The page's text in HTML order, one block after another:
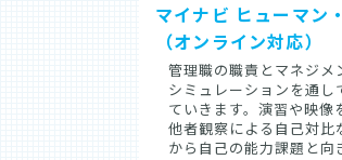
マイナビ ヒューマン
（オンライン対応）
管理職の職責とマネジメ
シミュレーションを通し
ていきます。演習や映像
他者観察による自己対比
から自己の能力課題と向